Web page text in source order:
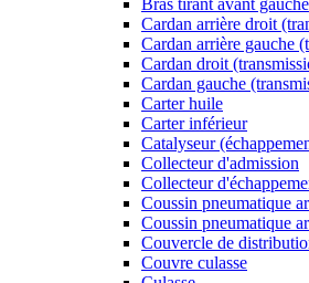
Bras tirant avant gauche
Cardan arrière droit
Cardan arrière gauche
Cardan droit
Cardan gauche
Carter huile
Carter inférieur
Catalyseur
Collecteur d'admission
Collecteur
Coussin pneumatique
Coussin pneumatique
Couvercle de
Couvre culasse